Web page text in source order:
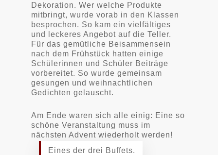
Dekoration. Wer welche Produkte
mitbringt, wurde vorab in den Klassen
besprochen. So kam ein vielfältiges
und leckeres Angebot auf die Teller.
Für das gemütliche Beisammensein
nach dem Frühstück hatten einige
Schülerinnen und Schüler Beiträge
vorbereitet. So wurde gemeinsam
gesungen und weihnachtlichen
Gedichten gelauscht.
Am Ende waren sich alle einig: Eine so
schöne Veranstaltung muss im
nächsten Advent wiederholt werden!
Eines der drei Buffets.